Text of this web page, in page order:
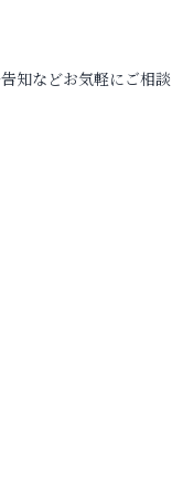
知などお気軽にご相